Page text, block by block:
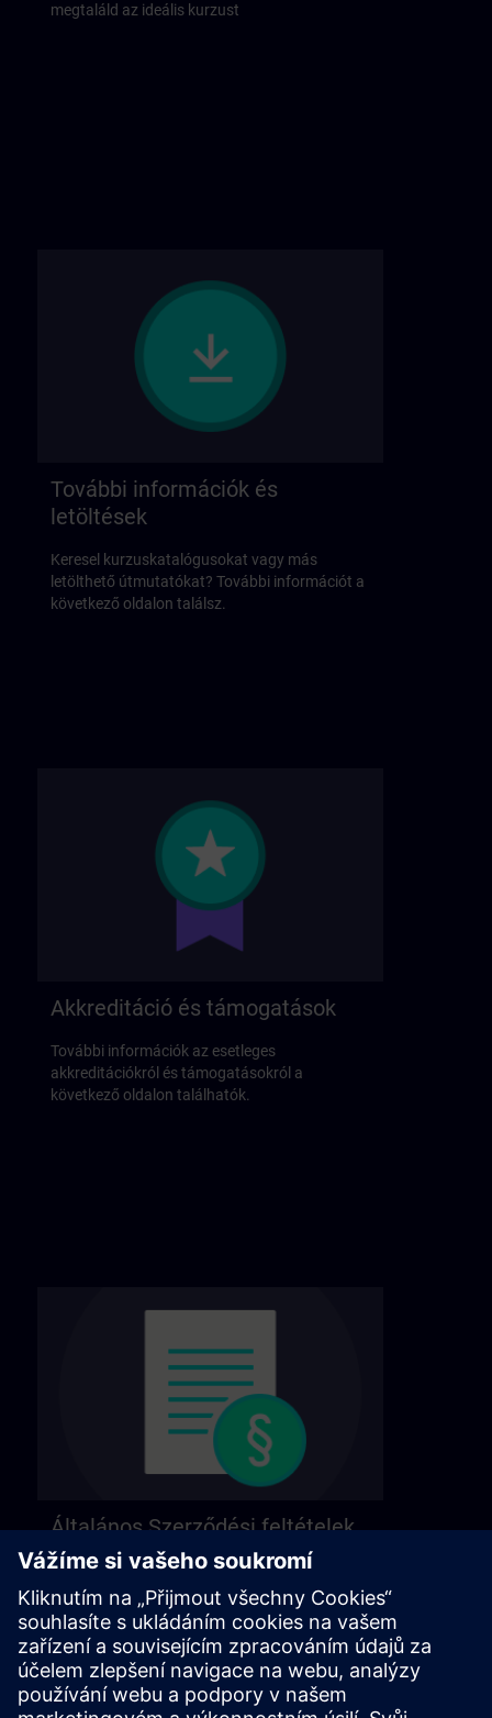
megtaláld az ideális kurzust
További információk és
letöltések
Keresel kurzuskatalógusokat vagy más
letölthető útmutatókat? További információt a
következő oldalon találsz.
Akkreditáció és támogatások
További információk az esetleges
akkreditációkról és támogatásokról a
következő oldalon találhatók.
Általános Szerződési feltételek
Általános felhasználási feltételeink a következő
oldalon találhatók.